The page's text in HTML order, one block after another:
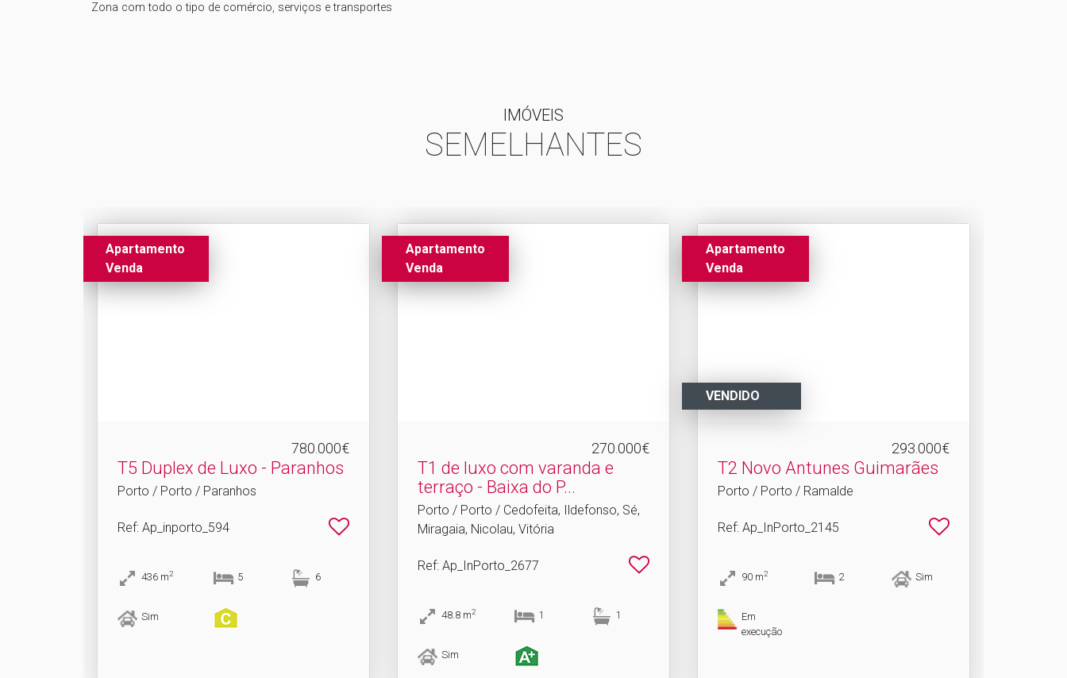
Zona com todo o tipo de comércio, serviços e transportes
IMÓVEIS
SEMELHANTES
Apartamento
Venda
780.000€
T5 Duplex de Luxo - Paranhos
Porto / Porto / Paranhos
Ref: Ap_inporto_594
436 m2 5 6
Sim
Apartamento
Venda
270.000€
T1 de luxo com varanda e
terraço - Baixa do P.​..
Porto / Porto / Cedofeita, Ildefonso, Sé,
Miragaia, Nicolau, Vitória
Ref: Ap_InPorto_2677
48.8 m2 1 1
Sim
Apartamento
Venda
VENDIDO
293.000€
T2 Novo Antunes Guimarães
Porto / Porto / Ramalde
Ref: Ap_InPorto_2145
90 m2 2 Sim
Em
execução